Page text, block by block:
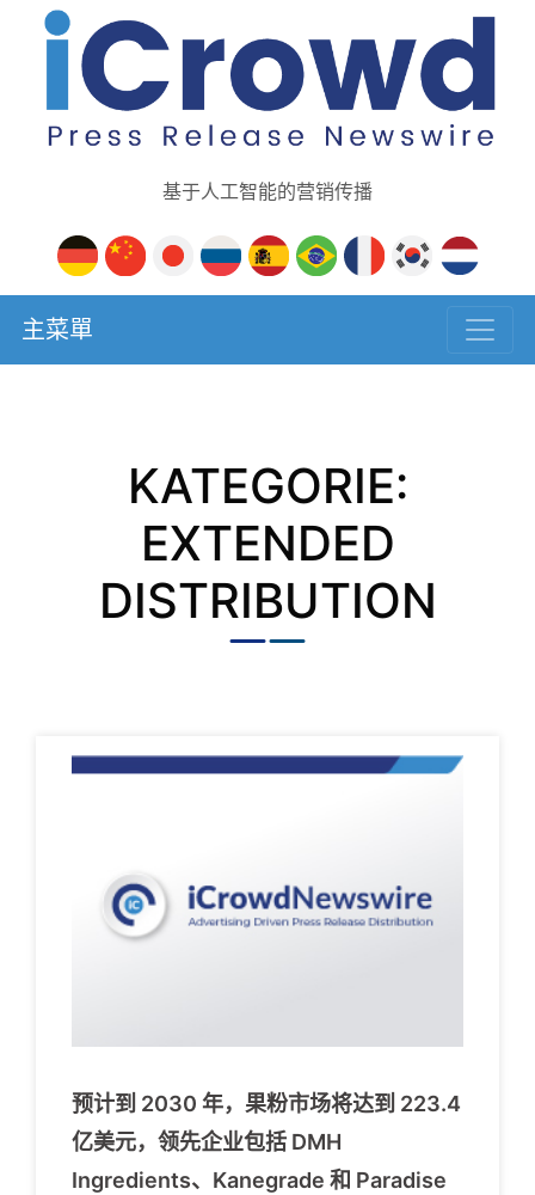
基于人工智能的营销传播
主菜單
KATEGORIE:
EXTENDED
DISTRIBUTION
预计到 2030 年，果粉市场将达到 223.4
亿美元，领先企业包括 DMH
Ingredients、Kanegrade 和 Paradise